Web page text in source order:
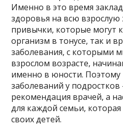
Именно в это время
здоровья на всю
привычки, которые могут
организм в тонусе, так и
заболевания, с которыми
взрослом возрасте,
именно в юности. Поэтому
заболеваний у
рекомендация врачей, а
для каждой семьи,
своих детей.